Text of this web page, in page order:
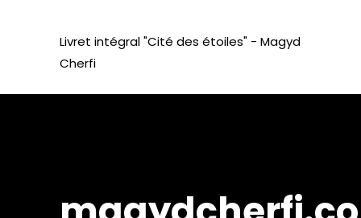
Livret intégral "Cité des étoiles" - Magyd
Cherfi